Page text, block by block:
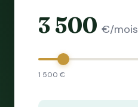
3 500 €/mois
1 500 €